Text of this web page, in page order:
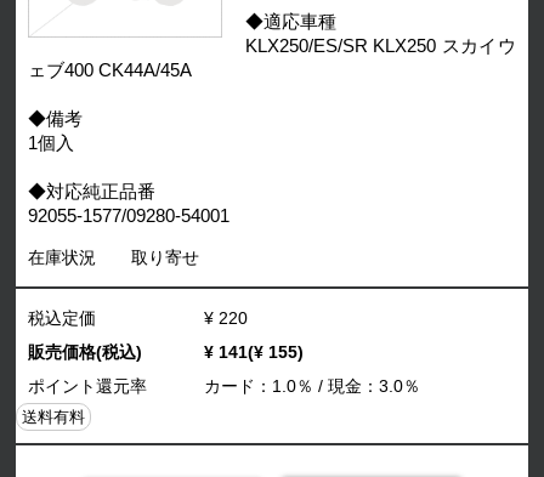
◆適応車種
KLX250/ES/SR KLX250 スカイウ
ェブ400 CK44A/45A
◆備考
1個入
◆対応純正品番
92055-1577/09280-54001
在庫状況 取り寄せ
税込定価
¥ 220
販売価格(税込)
¥ 141(¥ 155)
ポイント還元率
カード：1.0％ / 現金：3.0％
送料有料